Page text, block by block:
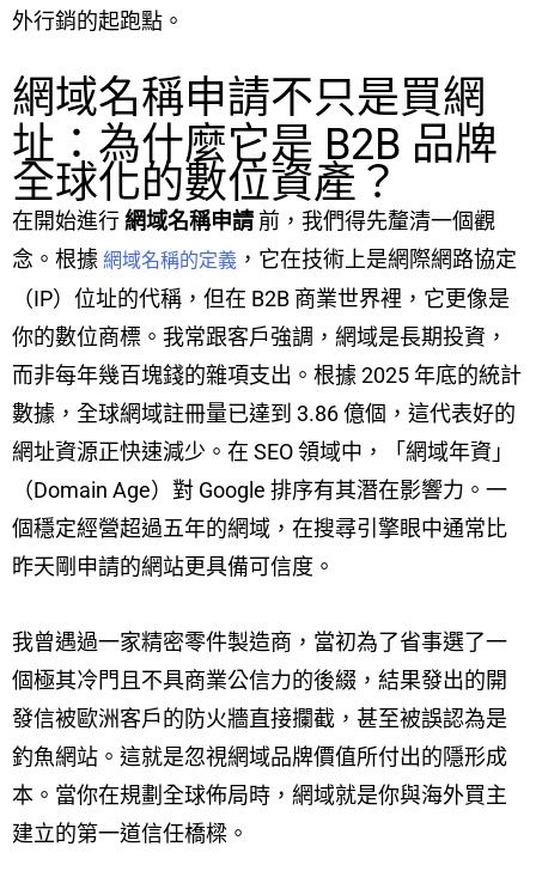
外行銷的起跑點。
網域名稱申請不只是買網
址：為什麼它是 B2B 品牌
全球化的數位資產？
在開始進行網域名稱申請 前，我們得先釐清一個觀
念。根據 網域名稱的定義 ，它在技術上是網際網路協定
（IP）位址的代稱，但在 B2B 商業世界裡，它更像是
你的數位商標。我常跟客戶強調，網域是長期投資，
而非每年幾百塊錢的雜項支出。根據 2025 年底的統計
數據，全球網域註冊量已達到 3.86 億個，這代表好的
網址資源正快速減少。在 SEO 領域中，「網域年資」
（Domain Age）對 Google 排序有其潛在影響力。一
個穩定經營超過五年的網域，在搜尋引擎眼中通常比
昨天剛申請的網站更具備可信度。
我曾遇過一家精密零件製造商，當初為了省事選了一
個極其冷門且不具商業公信力的後綴，結果發出的開
發信被歐洲客戶的防火牆直接攔截，甚至被誤認為是
釣魚網站。這就是忽視網域品牌價值所付出的隱形成
本。當你在規劃全球佈局時，網域就是你與海外買主
建立的第一道信任橋樑。